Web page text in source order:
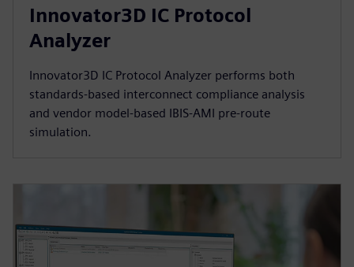
Innovator3D IC Protocol
Analyzer
Innovator3D IC Protocol Analyzer performs both
standards-based interconnect compliance analysis
and vendor model-based IBIS-AMI pre-route
simulation.